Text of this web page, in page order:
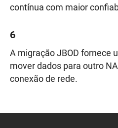
contínua com maior
6
A migração JBOD fornece
mover dados para outro
conexão de rede.